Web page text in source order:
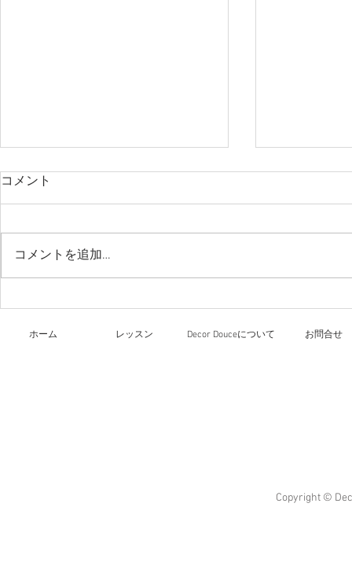
リーガロイヤルホテル大阪
コメント
コメントを追加…
ホーム レッスン Decor Douceについて お問合せ
Copyright ©